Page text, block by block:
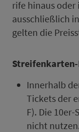
rife hinaus oder
aus­schließ­lich
gelten die
In­ner­halb
Tickets der
F). Die
nicht